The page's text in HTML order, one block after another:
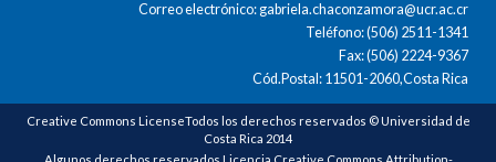
Correo electrónico: gabriela.chaconzamora@ucr.ac.cr
Teléfono: (506) 2511-1341
Fax: (506) 2224-9367
Cód.Postal: 11501-2060,Costa Rica
Creative Commons LicenseTodos los derechos reservados © Universidad de
Costa Rica 2014